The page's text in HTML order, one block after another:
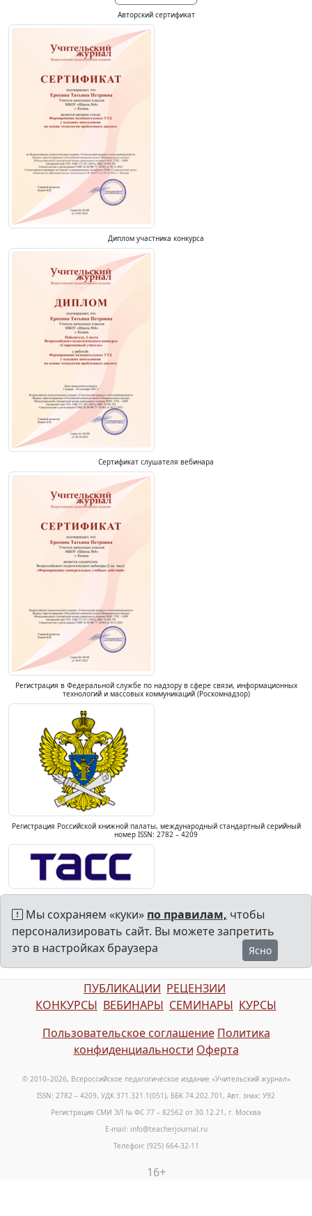
Авторский сертификат
Диплом участника конкурса
Сертификат слушателя вебинара
Регистрация в Федеральной службе по надзору в сфере связи, информационных
технологий и массовых коммуникаций (Роскомнадзор)
Регистрация Российской книжной палаты, международный стандартный серийный
номер ISSN: 2782 – 4209
Мы сохраняем «куки» по правилам, чтобы
персонализировать сайт. Вы можете запретить
это в настройках браузера
Ясно
ПУБЛИКАЦИИ РЕЦЕНЗИИ
КОНКУРСЫ ВЕБИНАРЫ СЕМИНАРЫ КУРСЫ
Пользовательское соглашение Политика
конфиденциальности Оферта
© 2010–2026, Всероссийское педагогическое издание «Учительский журнал»
ISSN: 2782 – 4209, УДК 371.321.1(051), ББК 74.202.701, Авт. знак: У92
Регистрация СМИ ЭЛ № ФС 77 – 82562 от 30.12.21, г. Москва
E-mail: info@teacherjournal.ru
Телефон: (925) 664-32-11
16+